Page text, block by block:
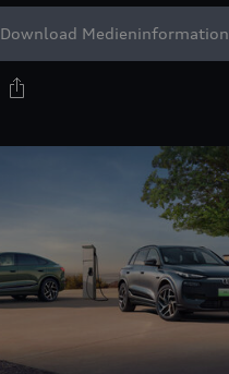
Download Medieninformation